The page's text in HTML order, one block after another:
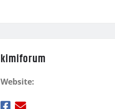
kimiforum
Website: